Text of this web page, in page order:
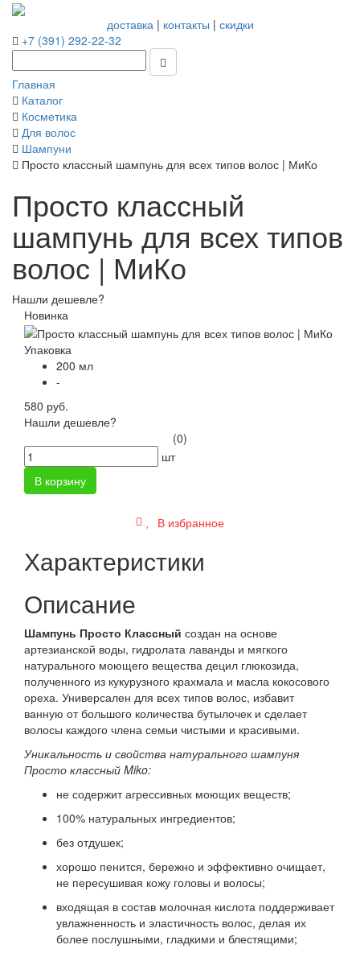
доставка| контакты | скидки
+7 (391) 292-22-32
Главная
Каталог
Косметика
Для волос
Шампуни
Просто классный шампунь для всех типов волос | МиКо
Просто классный
шампунь для всех типов
волос | МиКо
Нашли дешевле?
Новинка
Упаковка
200 мл
-
580 руб.
Нашли дешевле?
(0)
шт
В корзину
В избранное
Характеристики
Описание
Шампунь Просто Классный создан на основе
артезианской воды, гидролата лаванды и мягкого
натурального моющего вещества децил глюкозида,
полученного из кукурузного крахмала и масла кокосового
ореха. Универсален для всех типов волос, избавит
ванную от большого количества бутылочек и сделает
волосы каждого члена семьи чистыми и красивыми.
Уникальность и свойства натурального шампуня
Просто классный Miko:
не содержит агрессивных моющих веществ;
100% натуральных ингредиентов;
без отдушек;
хорошо пенится, бережно и эффективно очищает,
не пересушивая кожу головы и волосы;
входящая в состав молочная кислота поддерживает
увлажненность и эластичность волос, делая их
более послушными, гладкими и блестящими;